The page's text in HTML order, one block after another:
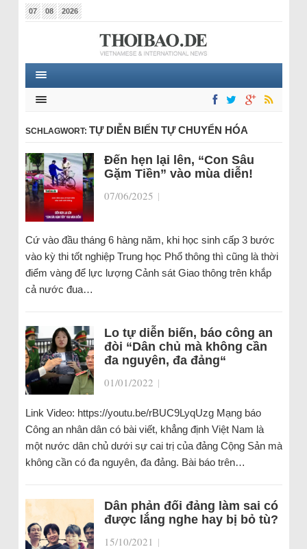
07 08 2026
SCHLAGWORT: TỰ DIỄN BIẾN TỰ CHUYỂN HÓA
Đến hẹn lại lên, “Con Sâu
Gặm Tiền” vào mùa diễn!
07/06/2025 |
Cứ vào đầu tháng 6 hàng năm, khi học sinh cấp 3 bước
vào kỳ thi tốt nghiệp Trung học Phổ thông thì cũng là thời
điểm vàng để lực lượng Cảnh sát Giao thông trên khắp
cả nước đua…
Lo tự diễn biến, báo công an
đòi “Dân chủ mà không cần
đa nguyên, đa đảng“
01/01/2022 |
Link Video: https://youtu.be/rBUC9LyqUzg Mạng báo
Công an nhân dân có bài viết, khẳng định Việt Nam là
một nước dân chủ dưới sự cai trị của đảng Cộng Sản mà
không cần có đa nguyên, đa đảng. Bài báo trên…
Dân phản đối đảng làm sai có
được lắng nghe hay bị bỏ tù?
15/10/2021 |